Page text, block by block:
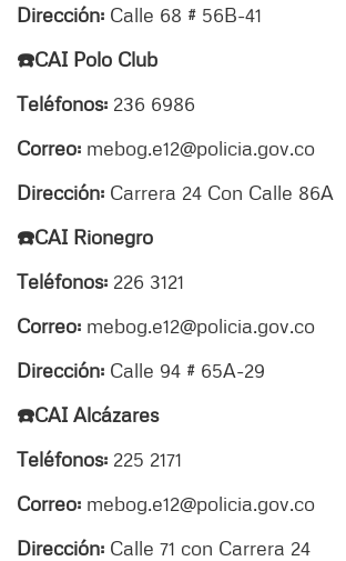
Dirección: Calle 68 # 56B-41
☎️CAI Polo Club
Teléfonos: 236 6986
Correo: mebog.e12@policia.gov.co
Dirección: Carrera 24 Con Calle 86A
☎️CAI Rionegro
Teléfonos: 226 3121
Correo: mebog.e12@policia.gov.co
Dirección: Calle 94 # 65A-29
☎️CAI Alcázares
Teléfonos: 225 2171
Correo: mebog.e12@policia.gov.co
Dirección: Calle 71 con Carrera 24